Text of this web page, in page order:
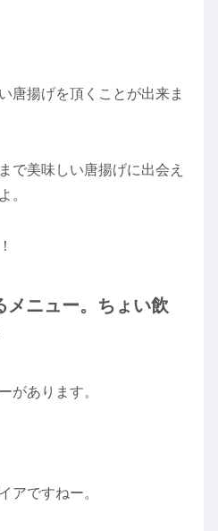
唐揚げを頂くことが出来ま
で美味しい唐揚げに出会え
。
メニュー。ちょい飲
があります。
アですねー。